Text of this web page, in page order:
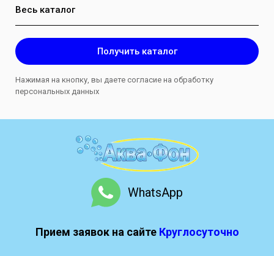
Весь каталог
Получить каталог
Нажимая на кнопку, вы даете согласие на обработку
персональных данных
WhatsApp
Прием заявок на сайте Круглосуточно